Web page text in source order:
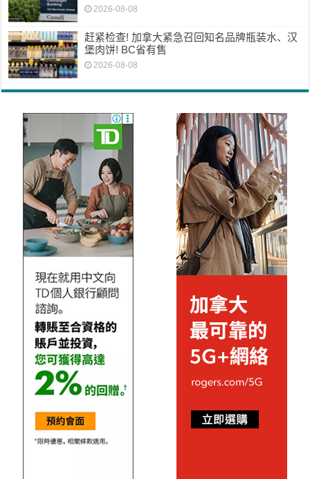
2026-08-08
赶紧检查! 加拿大紧急召回知名品牌瓶装水、汉
堡肉饼! BC省有售
2026-08-08